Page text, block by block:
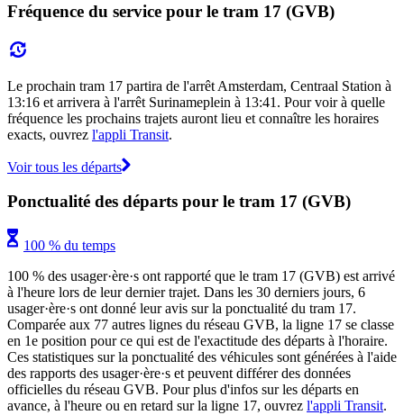
Fréquence du service pour le tram 17 (GVB)
Le prochain tram 17 partira de l'arrêt Amsterdam, Centraal Station à
13:16 et arrivera à l'arrêt Surinameplein à 13:41. Pour voir à quelle
fréquence les prochains trajets auront lieu et connaître les horaires
exacts, ouvrez l'appli Transit.
Voir tous les départs
Ponctualité des départs pour le tram 17 (GVB)
100 % du temps
100 % des usager·ère·s ont rapporté que le tram 17 (GVB) est arrivé
à l'heure lors de leur dernier trajet. Dans les 30 derniers jours, 6
usager·ère·s ont donné leur avis sur la ponctualité du tram 17.
Comparée aux 77 autres lignes du réseau GVB, la ligne 17 se classe
en 1e position pour ce qui est de l'exactitude des départs à l'horaire.
Ces statistiques sur la ponctualité des véhicules sont générées à l'aide
des rapports des usager·ère·s et peuvent différer des données
officielles du réseau GVB. Pour plus d'infos sur les départs en
avance, à l'heure ou en retard sur la ligne 17, ouvrez l'appli Transit.